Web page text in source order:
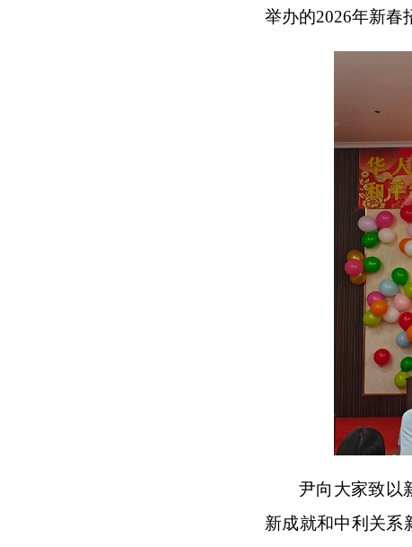
举办的2026年新春
尹向大家致以
新成就和中利关系